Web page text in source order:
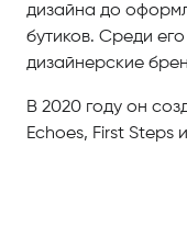
дизайна до
бутиков. Среди
дизайнерские
В 2020 году он
Echoes, First Steps